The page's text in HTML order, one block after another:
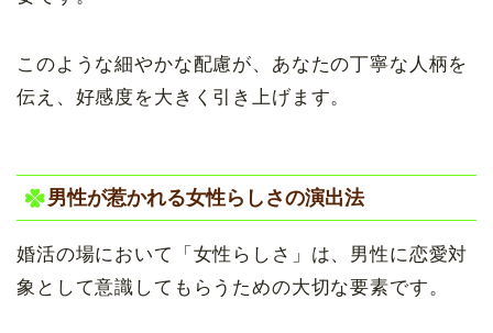
このような細やかな配慮が、あなたの丁寧な人柄を
伝え、好感度を大きく引き上げます。
男性が惹かれる女性らしさの演出法
婚活の場において「女性らしさ」は、男性に恋愛対
象として意識してもらうための大切な要素です。